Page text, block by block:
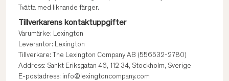
Tvätta med liknande färger.
Tillverkarens kontaktuppgifter
Varumärke: Lexington
Leverantör: Lexington
Tillverkare: The Lexington Company AB (556532-2780)
Address: Sankt Eriksgatan 46, 112 34, Stockholm, Sverige
E-postadress: info@lexingtoncompany.com